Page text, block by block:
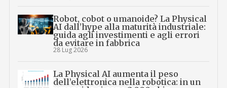
Robot, cobot o umanoide? La Physical
AI dall’hype alla maturità industriale:
guida agli investimenti e agli errori
da evitare in fabbrica
28 Lug 2026
La Physical AI aumenta il peso
dell’elettronica nella robotica: in un